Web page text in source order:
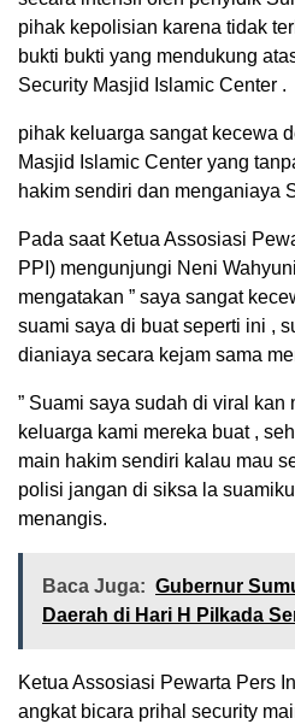
pihak kepolisian karena tidak
bukti bukti yang mendukung
Security Masjid Islamic Center .
pihak keluarga sangat kecewa
Masjid Islamic Center yang
hakim sendiri dan menganiaya
Pada saat Ketua Assosiasi
PPI) mengunjungi Neni
mengatakan ” saya sangat
suami saya di buat seperti ini ,
dianiaya secara kejam sama
” Suami saya sudah di viral kan
keluarga kami mereka buat ,
main hakim sendiri kalau mau
polisi jangan di siksa la
menangis.
Baca Juga: Gubernur
Daerah di Hari H Pilkada
Ketua Assosiasi Pewarta Pers
angkat bicara prihal security